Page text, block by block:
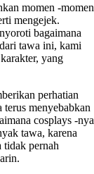
momen -momen
mengejek.
bagaimana
tawa ini, kami
yang
perhatian
menyebabkan
cosplays -nya
tawa, karena
tidak pernah